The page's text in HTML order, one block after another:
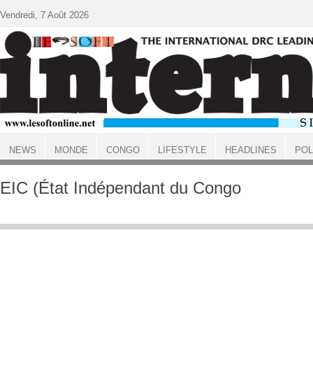
ACCUEIL
EIC (État Indépendant du Congo
Vendredi, 7 Août 2026
NEWS MONDE CONGO LIFESTYLE HEADLINES